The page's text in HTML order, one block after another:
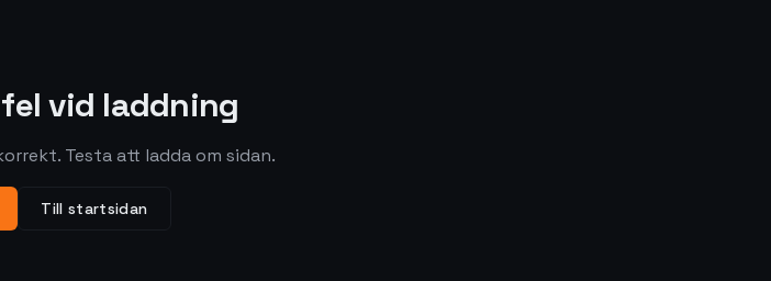
vid laddning
Testa att ladda om sidan.
Till startsidan